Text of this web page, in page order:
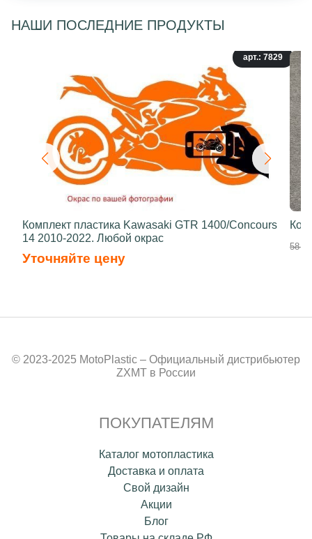
НАШИ ПОСЛЕДНИЕ ПРОДУКТЫ
арт.: 7829
Комплект пластика Kawasaki GTR 1400/Concours
14 2010-2022. Любой окрас
Уточняйте цену
58
© 2023-2025 MotoPlastic – Официальный дистрибьютер
ZXMT в России
ПОКУПАТЕЛЯМ
Каталог мотопластика
Доставка и оплата
Свой дизайн
Акции
Блог